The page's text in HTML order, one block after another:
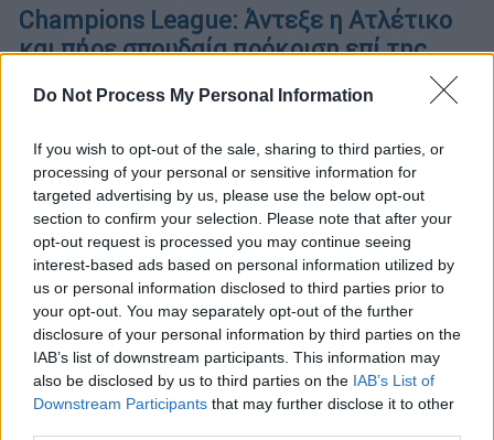
Do Not Process My Personal Information
If you wish to opt-out of the sale, sharing to third parties, or
processing of your personal or sensitive information for
targeted advertising by us, please use the below opt-out
section to confirm your selection. Please note that after your
opt-out request is processed you may continue seeing
interest-based ads based on personal information utilized by
us or personal information disclosed to third parties prior to
your opt-out. You may separately opt-out of the further
disclosure of your personal information by third parties on the
IAB’s list of downstream participants. This information may
also be disclosed by us to third parties on the IAB’s List of
Downstream Participants that may further disclose it to other
Champions League: Άντεξε η Ατλέτικο
και πήρε σπουδαία πρόκριση επί της
Παρί
Γλυκιά ήττα για την Ατλέτικο στη Μαδρίτη,
νίκη ξανά με 2-0 για την Παρί επί της
Λίβερπουλ